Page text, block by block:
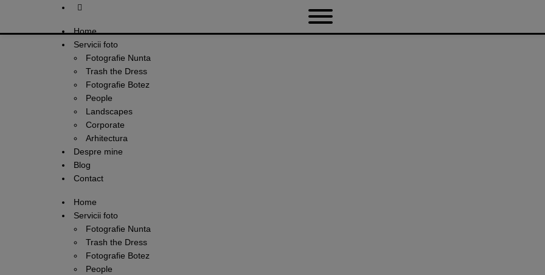
Home
Servicii foto
Fotografie Nunta
Trash the Dress
Fotografie Botez
People
Landscapes
Corporate
Arhitectura
Despre mine
Blog
Contact
Home
Servicii foto
Fotografie Nunta
Trash the Dress
Fotografie Botez
People